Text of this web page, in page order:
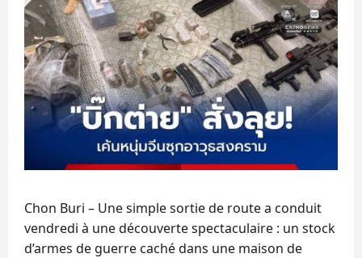
Chon Buri – Une simple sortie de route a conduit
vendredi à une découverte spectaculaire : un stock
d’armes de guerre caché dans une maison de